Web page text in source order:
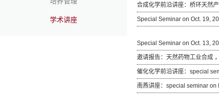
学术讲座
合成化学前沿讲座：桥环天然
Special Seminar on Oct. 19,
Special Seminar on Oct. 13,
邀请报告：天然药物工业合成
催化化学前沿讲座：special
南燕讲座：special seminar